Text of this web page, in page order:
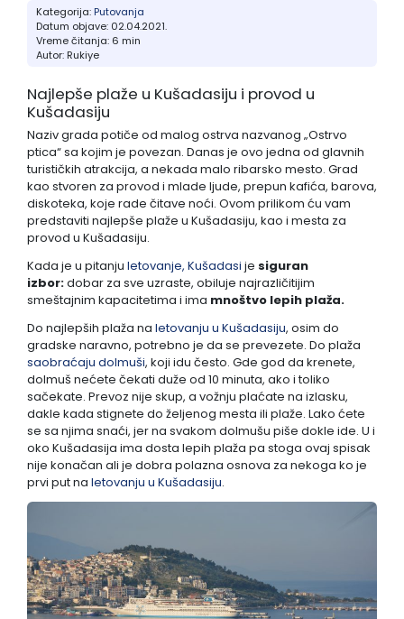
Kategorija:Putovanja
Datum objave: 02.04.2021.
Vreme čitanja: 6 min
Autor:Rukiye
Najlepše plaže u Kušadasiju i provod u
Kušadasiju
Naziv grada potiče od malog ostrva nazvanog „Ostrvo
ptica“ sa kojim je povezan. Danas je ovo jedna od glavnih
turističkih atrakcija, a nekada malo ribarsko mesto. Grad
kao stvoren za provod i mlade ljude, prepun kafića, barova,
diskoteka, koje rade čitave noći. Ovom prilikom ću vam
predstaviti najlepše plaže u Kušadasiju, kao i mesta za
provod u Kušadasiju.
Kada je u pitanju letovanje, Kušadasi je siguran
izbor:dobar za sve uzraste, obiluje najrazličitijim
smeštajnim kapacitetima i ima mnoštvo lepih plaža.
Do najlepših plaža na letovanju u Kušadasiju, osim do
gradske naravno, potrebno je da se prevezete. Do plaža
saobraćaju dolmuši, koji idu često. Gde god da krenete,
dolmuš nećete čekati duže od 10 minuta, ako i toliko
sačekate. Prevoz nije skup, a vožnju plaćate na izlasku,
dakle kada stignete do željenog mesta ili plaže. Lako ćete
se sa njima snaći, jer na svakom dolmušu piše dokle ide. U i
oko Kušadasija ima dosta lepih plaža pa stoga ovaj spisak
nije konačan ali je dobra polazna osnova za nekoga ko je
prvi put na letovanju u Kušadasiju.
Pefkohori- Glarokavos
Siviri
Solunska regija
Trakija
Jonska obala
Lefkada, ostrvo
Skiatos, ostrvo
Ribarska Banja
Sijarinska Banja
Gamzigradska Banja
Sokobanja
Gornja Trepča
Vranjska Banja
Ivanjica
Vrnjačka banja
Lukovska Banja
Vrdnik
Topola